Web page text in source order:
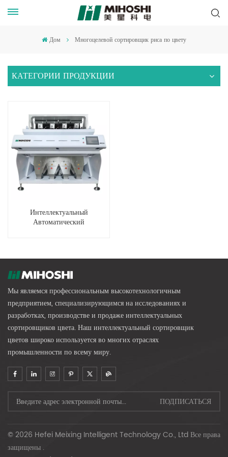
Дом Многоцелевой сортировщик риса по цвету
КАТЕГОРИИ ПРОДУКЦИИ
Интеллектуальный
Автоматический
Мы являемся профессиональным высокотехнологичным
предприятием, специализирующимся на исследованиях и
разработках, производстве и продаже интеллектуальных
сортировщиков цвета. Наш интеллектуальный сортировщик
цветов широко используется во многих отраслях
промышленности по всему миру.
© 2026 Hefei Meixing Intelligent Technology Co., Ltd Все права
защищены .